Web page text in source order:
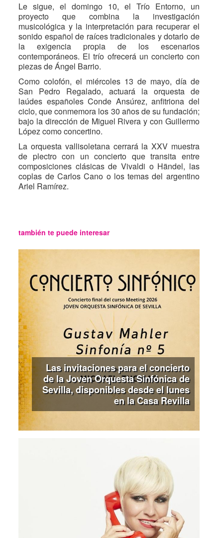
Le sigue, el domingo 10, el Trío Entorno, un
proyecto que combina la investigación
musicológica y la interpretación para recuperar el
sonido español de raíces tradicionales y dotarlo de
la exigencia propia de los escenarios
contemporáneos. El trío ofrecerá un concierto con
piezas de Ángel Barrio.
Como colofón, el miércoles 13 de mayo, día de
San Pedro Regalado, actuará la orquesta de
laúdes españoles Conde Ansúrez, anfitriona del
ciclo, que conmemora los 30 años de su fundación;
bajo la dirección de Miguel Rivera y con Guillermo
López como concertino.
La orquesta vallisoletana cerrará la XXV muestra
de plectro con un concierto que transita entre
composiciones clásicas de Vivaldi o Händel, las
coplas de Carlos Cano o los temas del argentino
Ariel Ramírez.
también te puede interesar
Las invitaciones para el concierto
de la Joven Orquesta Sinfónica de
Sevilla, disponibles desde el lunes
en la Casa Revilla